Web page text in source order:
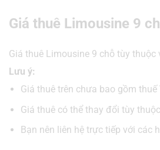
Giá thuê Limousine 9
Giá thuê Limousine 9 chỗ tùy
Lưu ý:
Giá thuê trên chưa bao gồm
Giá thuê có thể thay đổi tùy
Bạn nên liên hệ trực tiếp với các